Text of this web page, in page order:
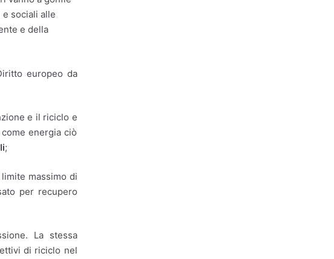
sociali alle
e della
europeo da
e il riciclo e
energia ciò
;
massimo di
per recupero
La stessa
di riciclo nel